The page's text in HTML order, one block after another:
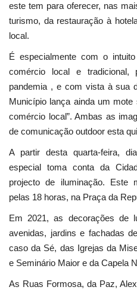
este tem para oferecer, nas
turismo, da restauração à
local.
É especialmente com o
comércio local e tradicional,
pandemia , e com vista à sua
Município lança ainda um mote
comércio local”. Ambas as
de comunicação outdoor esta
A partir desta quarta-feira,
especial toma conta da
projecto de iluminação. Este
pelas 18 horas, na Praça da
Em 2021, as decorações de
avenidas, jardins e fachadas
caso da Sé, das Igrejas da
e Seminário Maior e da Capela
As Ruas Formosa, da Paz,